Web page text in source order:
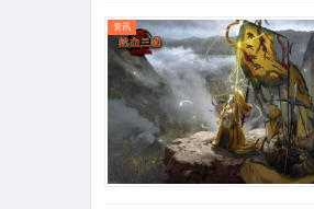
资讯